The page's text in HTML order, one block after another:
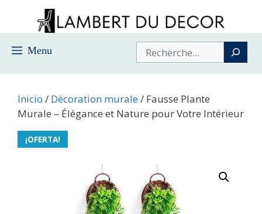
contenido
Menu Buscar
Inicio / Décoration murale/ Fausse Plante
Murale – Élégance et Nature pour Votre Intérieur
¡OFERTA!